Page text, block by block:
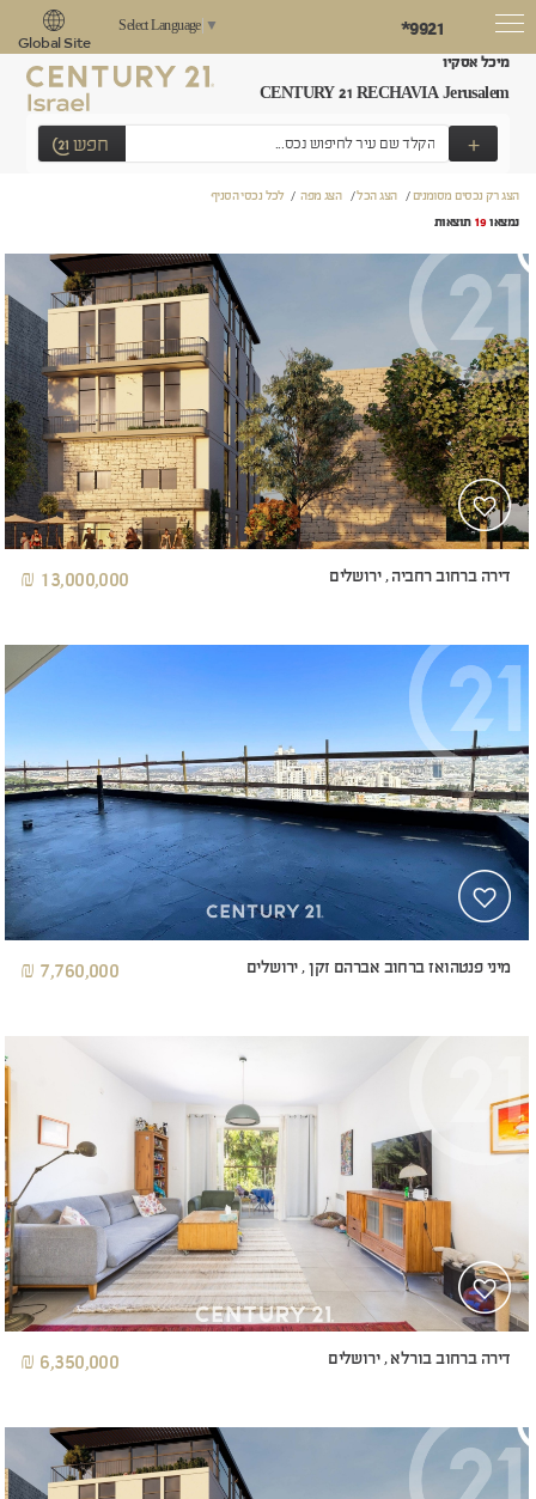
*9921
Select Language ▼
Global Site
+ חפש
מיכל אסקיו
CENTURY 21 RECHAVIA Jerusalem
הצג רק נכסים מסומנים/הצג הכל/הצג מפה/לכל נכסי הסניף
נמצאו19 תוצאות
דירה ברחוב רחביה , ירושלים 13,000,000 ₪
מיני פנטהואז ברחוב אברהם זקן , ירושלים 7,760,000 ₪
דירה ברחוב בורלא , ירושלים 6,350,000 ₪